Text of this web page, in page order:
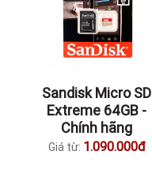
Sandisk Micro SD
Extreme 64GB -
Chính hãng
Giá từ: 1.090.000đ